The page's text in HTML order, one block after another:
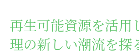
再生可能資源を活用した
運用
再生可能資源を活用
理の新しい潮流を探